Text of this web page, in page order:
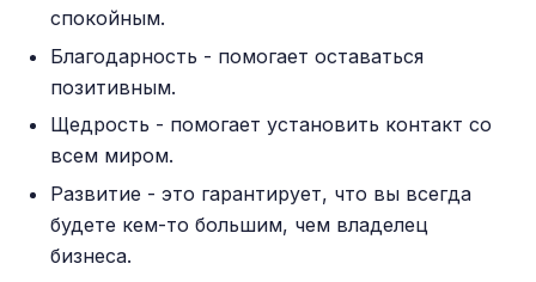
спокойным.
Благодарность - помогает оставаться
позитивным.
Щедрость - помогает установить контакт со
всем миром.
Развитие - это гарантирует, что вы всегда
будете кем-то большим, чем владелец
бизнеса.